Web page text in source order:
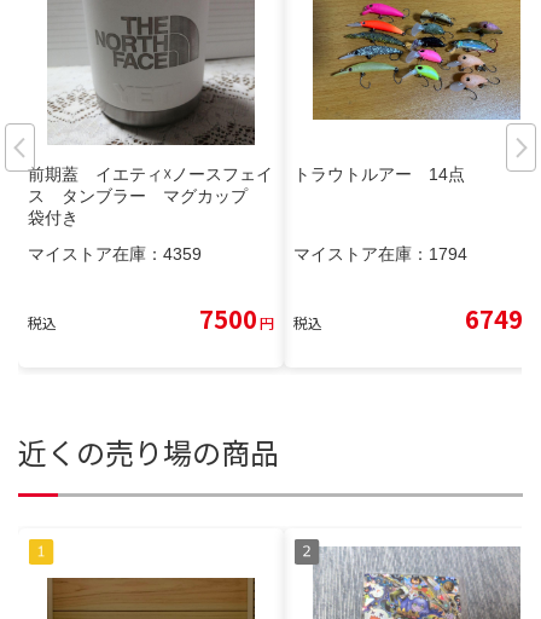
前期蓋 イエティ☓ノースフェイ
ス タンブラー マグカップ
袋付き
マイストア在庫： 4359
税込 7500円
トラウトルアー 14点
マイストア在庫： 1794
税込 6749
近くの売り場の商品